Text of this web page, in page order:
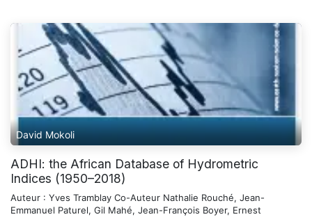
David Mokoli
ADHI: the African Database of Hydrometric
Indices (1950–2018)
Auteur : Yves Tramblay Co-Auteur Nathalie Rouché, Jean-
Emmanuel Paturel, Gil Mahé, Jean-François Boyer, Ernest